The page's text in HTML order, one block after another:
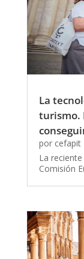
La
turismo.
por cefapit
La
Comisión